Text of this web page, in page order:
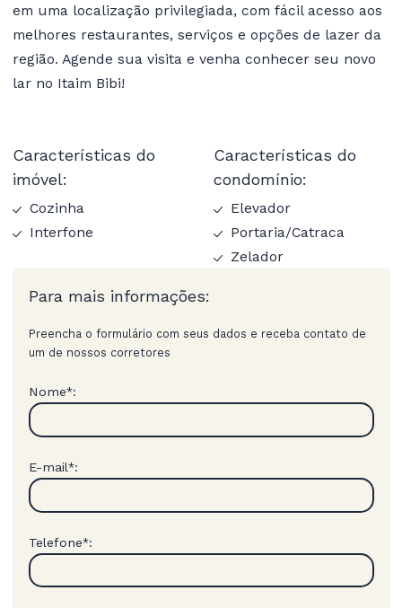
em uma localização privilegiada, com fácil acesso aos
melhores restaurantes, serviços e opções de lazer da
região. Agende sua visita e venha conhecer seu novo
lar no Itaim Bibi!
Características do
imóvel:
Cozinha
Interfone
Características do
condomínio:
Elevador
Portaria/Catraca
Zelador
Para mais informações:
Preencha o formulário com seus dados e receba contato de
um de nossos corretores
Nome*:
E-mail*:
Telefone*: